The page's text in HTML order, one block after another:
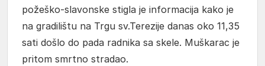
požeško-slavonske stigla je informacija kako je
na gradilištu na Trgu sv.Terezije danas oko 11,35
sati došlo do pada radnika sa skele. Muškarac je
pritom smrtno stradao.